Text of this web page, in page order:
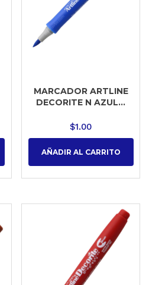
MARCADOR ARTLINE
DECORITE N AZUL...
$1.00
AÑADIR AL CARRITO